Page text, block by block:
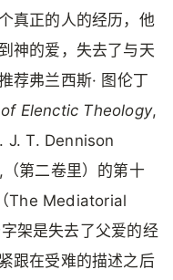
真正的人的经历，他
神的爱，失去了与天
荐弗兰西斯· 图伦丁
Elenctic Theology,
J. T. Dennison
第二卷里）的第十
The Mediatorial
架是失去了父爱的经
跟在受难的描述之后